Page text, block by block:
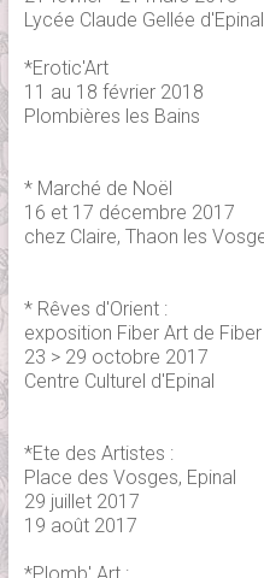
Lycée Claude Gellée d'Epinal
*Erotic'Art
11 au 18 février 2018
Plombières les Bains
* Marché de Noël
16 et 17 décembre 2017
chez Claire, Thaon les
* Rêves d'Orient :
exposition Fiber Art de Fiber
23 > 29 octobre 2017
Centre Culturel d'Epinal
*Ete des Artistes :
Place des Vosges, Epinal
29 juillet 2017
19 août 2017